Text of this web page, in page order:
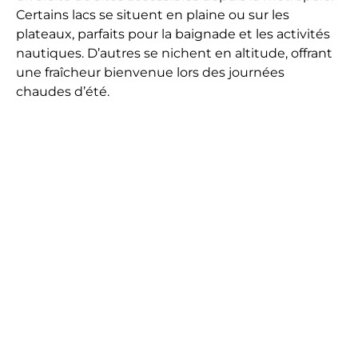
Certains lacs se situent en plaine ou sur les
plateaux, parfaits pour la baignade et les activités
nautiques. D’autres se nichent en altitude, offrant
une fraîcheur bienvenue lors des journées
chaudes d’été.